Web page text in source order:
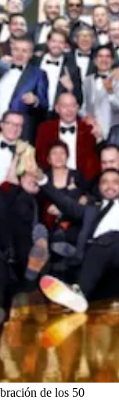
de los 50